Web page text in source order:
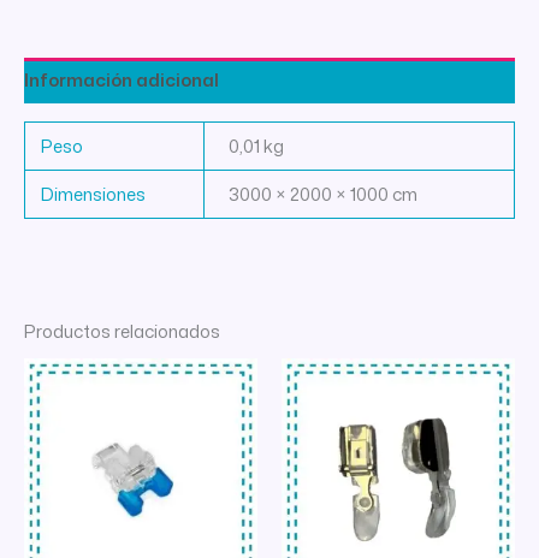
Información adicional
Peso
0,01 kg
Dimensiones
3000 × 2000 × 1000 cm
Productos relacionados